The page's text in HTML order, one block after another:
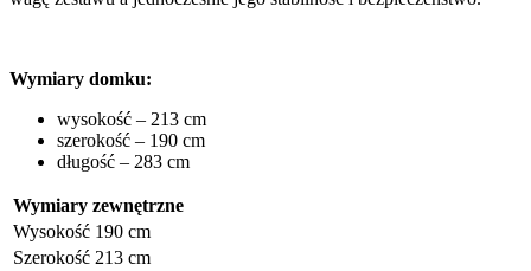
Wymiary domku:
wysokość – 213 cm
szerokość – 190 cm
długość – 283 cm
Wymiary zewnętrzne
Wysokość 190 cm
Szerokość 213 cm